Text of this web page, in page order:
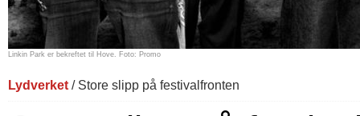
Linkin Park er bekreftet til Hove. Foto: Promo
Lydverket / Store slipp på festivalfronten